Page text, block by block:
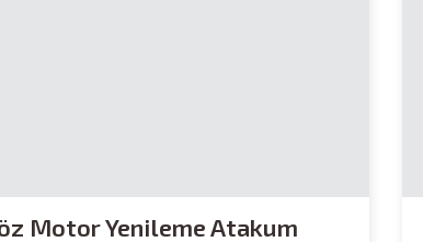
Motor Yenileme Atakum